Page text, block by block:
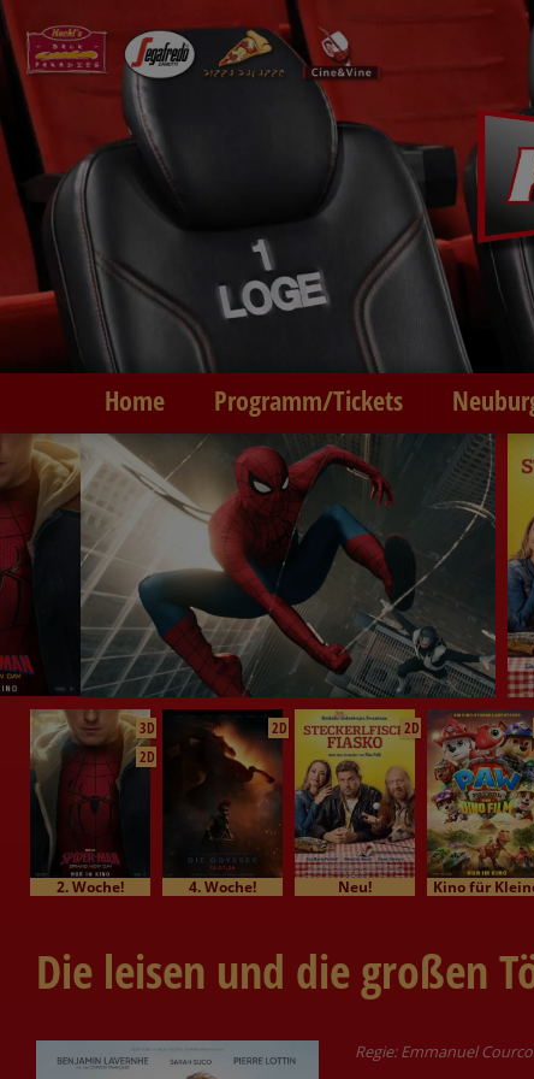
Home Programm/Tickets
3D
2D
2. Woche!
2D
4. Woche!
2D
Neu! Kino für
Die leisen und die großen
Regie: Emmanuel